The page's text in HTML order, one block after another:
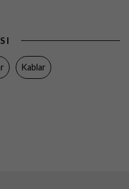
PUCCC25WSPWHI
I
Kablar